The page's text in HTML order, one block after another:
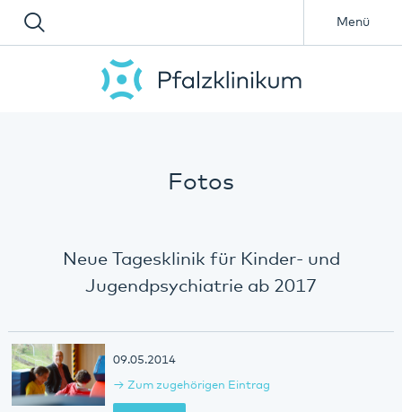
Menü
Fotos
Neue Tagesklinik für Kinder- und
Jugendpsychiatrie ab 2017
09.05.2014
Zum zugehörigen Eintrag